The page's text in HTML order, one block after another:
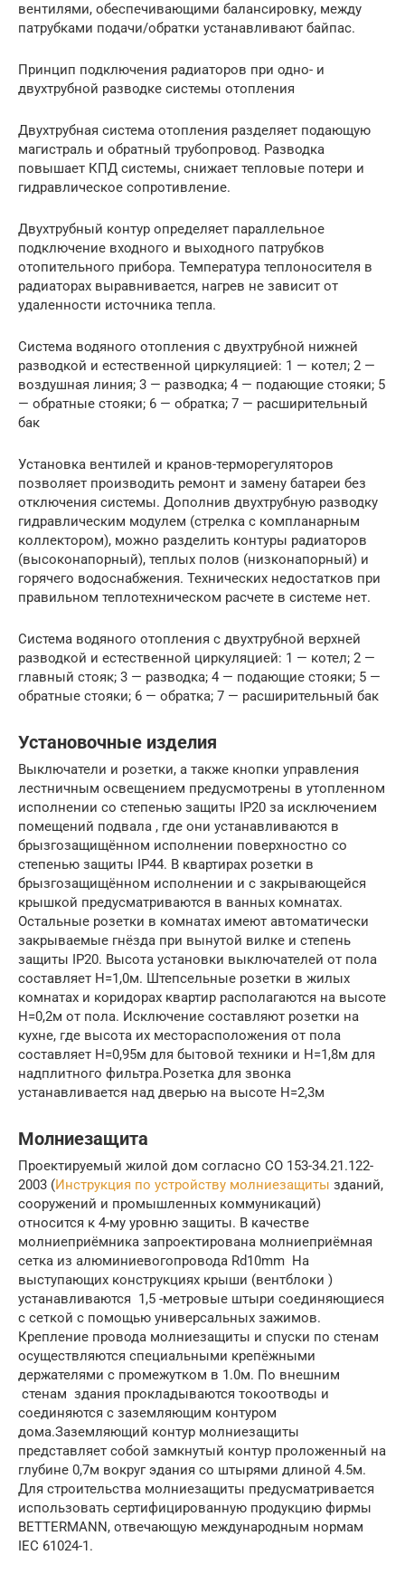
вентилями, обеспечивающими балансировку, между
патрубками подачи/обратки устанавливают байпас.
Принцип подключения радиаторов при одно- и
двухтрубной разводке системы отопления
Двухтрубная система отопления разделяет подающую
магистраль и обратный трубопровод. Разводка
повышает КПД системы, снижает тепловые потери и
гидравлическое сопротивление.
Двухтрубный контур определяет параллельное
подключение входного и выходного патрубков
отопительного прибора. Температура теплоносителя в
радиаторах выравнивается, нагрев не зависит от
удаленности источника тепла.
Система водяного отопления с двухтрубной нижней
разводкой и естественной циркуляцией: 1 — котел; 2 —
воздушная линия; 3 — разводка; 4 — подающие стояки; 5
— обратные стояки; 6 — обратка; 7 — расширительный
бак
Установка вентилей и кранов-терморегуляторов
позволяет производить ремонт и замену батареи без
отключения системы. Дополнив двухтрубную разводку
гидравлическим модулем (стрелка с компланарным
коллектором), можно разделить контуры радиаторов
(высоконапорный), теплых полов (низконапорный) и
горячего водоснабжения. Технических недостатков при
правильном теплотехническом расчете в системе нет.
Система водяного отопления с двухтрубной верхней
разводкой и естественной циркуляцией: 1 — котел; 2 —
главный стояк; 3 — разводка; 4 — подающие стояки; 5 —
обратные стояки; 6 — обратка; 7 — расширительный бак
Установочные изделия
Выключатели и розетки, а также кнопки управления
лестничным освещением предусмотрены в утопленном
исполнении со степенью защиты IP20 за исключением
помещений подвала , где они устанавливаются в
брызгозащищённом исполнении поверхностно со
степенью защиты IP44. В квартирах розетки в
брызгозащищённом исполнении и с закрывающейся
крышкой предусматриваются в ванных комнатах.
Остальные розетки в комнатах имеют автоматически
закрываемые гнёзда при вынутой вилке и степень
защиты IP20. Высота установки выключателей от пола
составляет Н=1,0м. Штепсельные розетки в жилых
комнатах и коридорах квартир располагаются на высоте
Н=0,2м от пола. Исключение составляют розетки на
кухне, где высота их месторасположения от пола
составляет H=0,95м для бытовой техники и H=1,8м для
надплитного фильтра.Розетка для звонка
устанавливается над дверью на высоте Н=2,3м
Молниезащита
Проектируемый жилой дом согласно СО 153-34.21.122-
2003 (Инструкция по устройству молниезащиты зданий,
сооружений и промышленных коммуникаций)
относится к 4-му уровню защиты. В качестве
молниеприёмника запроектирована молниеприёмная
сетка из алюминиевогопровода Rd10mm На
выступающих конструкциях крыши (вентблоки )
устанавливаются 1,5 -метровые штыри соединяющиеся
с сеткой с помощью универсальных зажимов.
Крепление провода молниезащиты и спуски по стенам
осуществляются специальными крепёжными
держателями с промежутком в 1.0м. По внешним
стенам здания прокладываются токоотводы и
соединяются с заземляющим контуром
дома.Заземляющий контур молниезащиты
представляет собой замкнутый контур проложенный на
глубине 0,7м вокруг эдания со штырями длиной 4.5м.
Для строительства молниезащиты предусматривается
использовать сертифицированную продукцию фирмы
BETTERMANN, отвечающую международным нормам
IEC 61024-1.